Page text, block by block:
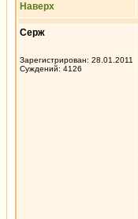
Наверх
Серж
Зарегистрирован: 28.01.2011
Суждений: 4126